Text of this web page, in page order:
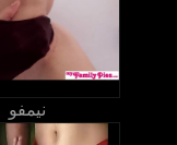
نيمفو